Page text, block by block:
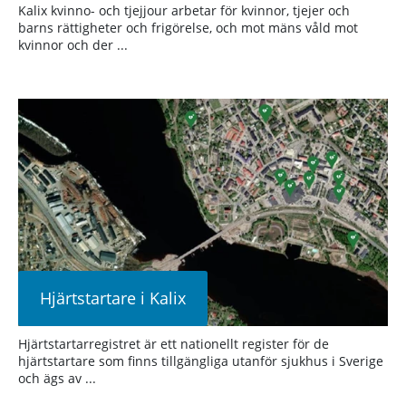
Kalix kvinno- och tjejjour arbetar för kvinnor, tjejer och
barns rättigheter och frigörelse, och mot mäns våld mot
kvinnor och der ...
Hjärtstartare i Kalix
Hjärtstartarregistret är ett nationellt register för de
hjärtstartare som finns tillgängliga utanför sjukhus i Sverige
och ägs av ...